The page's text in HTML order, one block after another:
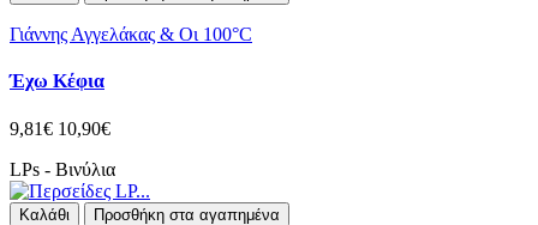
Γιάννης Αγγελάκας & Οι 100°C
Έχω Κέφια
9,81€ 10,90€
LPs - Βινύλια
Καλάθι Προσθήκη στα αγαπημένα